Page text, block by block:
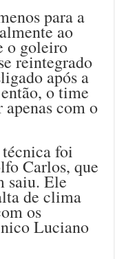
para a
ao
o goleiro
reintegrado
após a
o time
com o
foi
Carlos, que
saiu. Ele
de clima
os
Luciano